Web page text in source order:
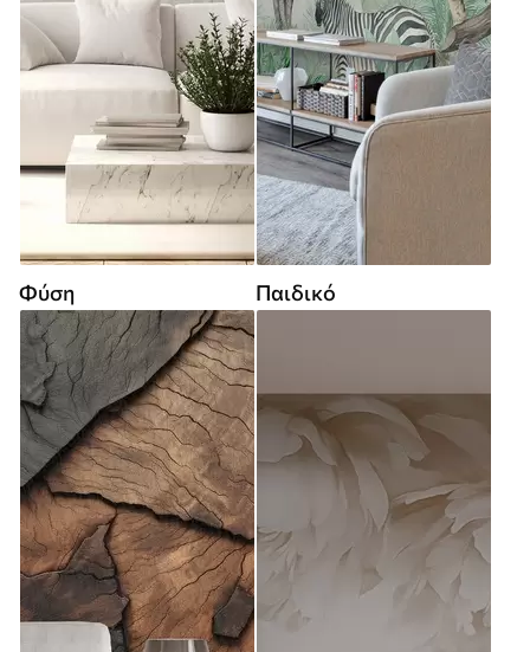
Φύση Παιδικό